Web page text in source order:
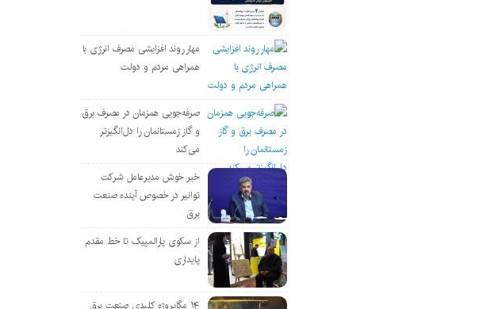
مهار روند افزایشی مصرف انرژی با
همراهی مردم و دولت
صرفه‌جویی همزمان در مصرف برق
و گاز زمستانمان را دل‌انگیزتر
می‌کند
خبر خوش مدیرعامل شرکت
توانیر در خصوص آینده صنعت
برق
از سکوی پارالمپیک تا خط مقدم
پایداری
۱۴ مگاپروژه‌ کلیدی صنعت برق